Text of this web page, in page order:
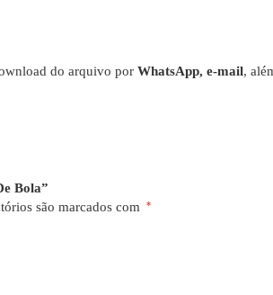
do arquivo por WhatsApp, e-mail,
Bola”
são marcados com *